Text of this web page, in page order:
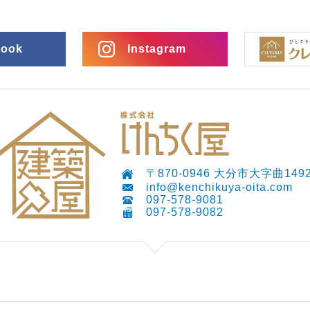
Instagram
〒870-0946 大分市大字曲
info@kenchikuya-oita.com
097-578-9081
097-578-9082